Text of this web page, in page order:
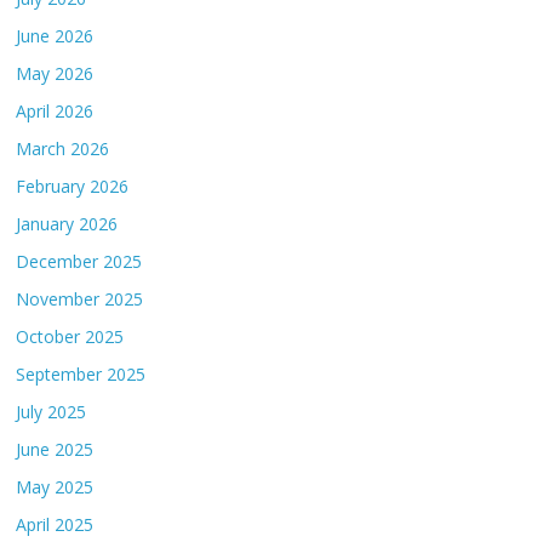
June 2026
May 2026
April 2026
March 2026
February 2026
January 2026
December 2025
November 2025
October 2025
September 2025
July 2025
June 2025
May 2025
April 2025